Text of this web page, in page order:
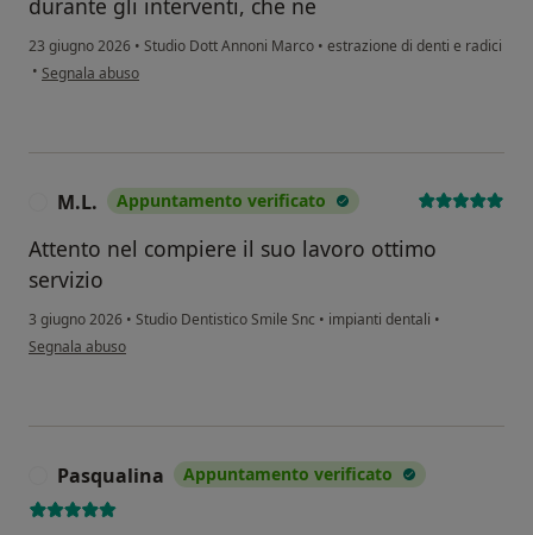
durante gli interventi, che ne
23 giugno 2026 • Studio Dott Annoni Marco • estrazione di denti e radici
• secondo l'opinione dell'utente PT
Segnala abuso
M.L. Appuntamento verificato
Attento nel compiere il suo lavoro ottimo
servizio
3 giugno 2026 • Studio Dentistico Smile Snc • impianti dentali •
secondo l'opinione dell'utente M.L.
Segnala abuso
Pasqualina Appuntamento verificato